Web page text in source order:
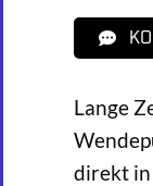
Lange
direkt